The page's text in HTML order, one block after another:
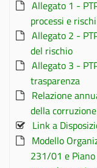
Allegato 1 -
processi e rischi
Allegato 2 -
del rischio
Allegato 3 -
trasparenza
Relazione
della
Link a
Modello
231/01 e